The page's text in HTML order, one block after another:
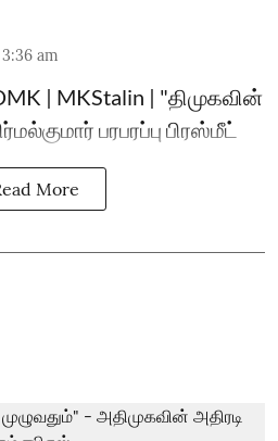
am
| MKStalin | "திமுகவின்
பரபரப்பு பிரஸ்மீட்
More